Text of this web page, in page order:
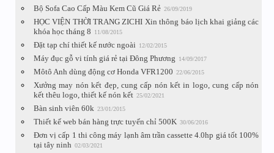
Bộ Sofa Cao Cấp Màu Kem Cũ Giá Rẻ 26/09/2019
HỌC VIỆN THỜI TRANG ZICHI Xin thông báo lịch khai giảng các
khóa học tháng 8
11/08/2015
Đặt tạp chí thiết kế nước ngoài 12/02/2015
Máy đục gỗ vi tính giá rẻ tại Đông Phương 14/09/2017
Môtô Anh dùng động cơ Honda VFR1200 22/06/2015
Xưởng may nón kết đẹp, cung cấp nón kết in logo, cung cấp nón
kết thêu logo, thiết kế nón kết 25/02/2021
Bàn sinh viên 60k 23/01/2015
Thiết kế web bán hàng trực tuyến chỉ 500K 30/06/2016
Đơn vị cấp 1 thi công máy lạnh âm trần cassette 4.0hp giá tốt 100%
tại tây ninh 02/03/2021